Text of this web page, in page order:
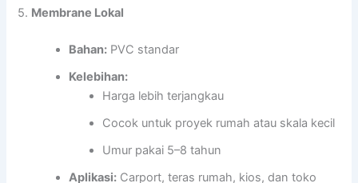
5. Membrane Lokal
Bahan: PVC standar
Kelebihan:
Harga lebih terjangkau
Cocok untuk proyek rumah atau skala kecil
Umur pakai 5–8 tahun
Aplikasi: Carport, teras rumah, kios, dan toko